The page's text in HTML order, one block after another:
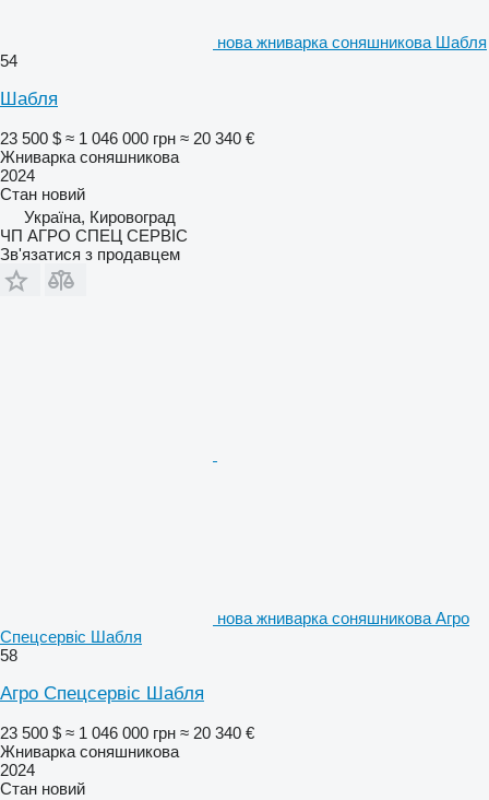
нова жниварка соняшникова Шабля
54
Шабля
23 500 $ ≈ 1 046 000 грн ≈ 20 340 €
Жниварка соняшникова
2024
Стан новий
Україна, Кировоград
ЧП АГРО СПЕЦ СЕРВІС
Зв'язатися з продавцем
нова жниварка соняшникова Агро
Спецсервіс Шабля
58
Агро Спецсервіс Шабля
23 500 $ ≈ 1 046 000 грн ≈ 20 340 €
Жниварка соняшникова
2024
Стан новий